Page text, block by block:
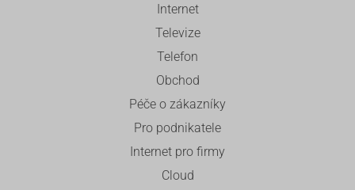
Internet
Televize
Telefon
Obchod
Péče o zákazníky
Pro podnikatele
Internet pro firmy
Cloud